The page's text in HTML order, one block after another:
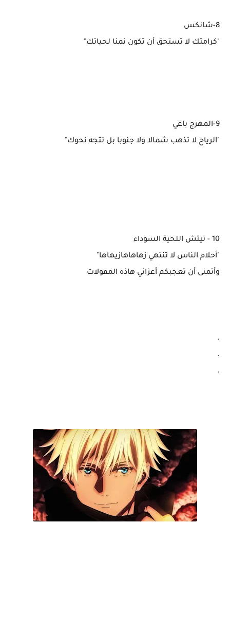
8-شانكس
"كرامتك لا تستحق أن تكون نمنا لحياتك"
9-المهرج باغي
"الرياح لا تذهب شمالا ولا جنوبا بل تتجه نحوك"
10 - تيتش اللحية السوداء
"أحلام الناس لا تنتهي زهاهاهازيهاها"
وأتمنى أن تعجبكم أعزائي هاذه المقولات
.
.
.